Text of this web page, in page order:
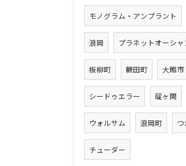
モノグラム・アンプラント
浪岡 プラネットオーシャ
板柳町 鶴田町 大館市
シードゥエラー 碇ヶ関
ウォルサム 浪岡町
チューダー